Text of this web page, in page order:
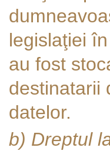
legislaţiei
au fost
destinatarii
datelor.
b) Dreptul